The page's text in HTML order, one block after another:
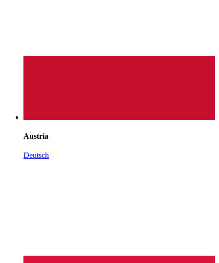
Austria
Deutsch